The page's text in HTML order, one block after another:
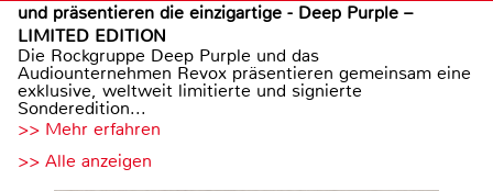
und präsentieren die einzigartige - Deep Purple –
LIMITED EDITION
Die Rockgruppe Deep Purple und das
Audiounternehmen Revox präsentieren gemeinsam eine
exklusive, weltweit limitierte und signierte
Sonderedition...
>> Mehr erfahren
>> Alle anzeigen